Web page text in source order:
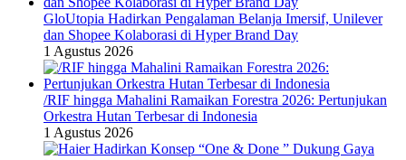
GloUtopia Hadirkan Pengalaman Belanja Imersif, Unilever
dan Shopee Kolaborasi di Hyper Brand Day
1 Agustus 2026
/RIF hingga Mahalini Ramaikan Forestra 2026: Pertunjukan
Orkestra Hutan Terbesar di Indonesia
1 Agustus 2026